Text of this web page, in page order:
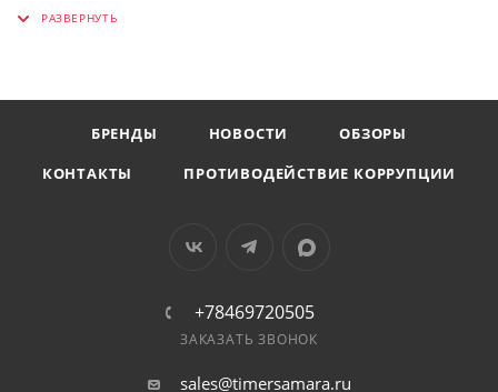
плотная, чтобы не просвечивать при двусторонней
перегрева листа и обеспечить идеальную
БРЕНДЫ НОВОСТИ
ОБЗОРЫ
КОНТАКТЫ
ПРОТИВОДЕЙСТВИЕ КОРРУПЦИИ
+78469720505
ЗАКАЗАТЬ ЗВОНОК
sales@timersamara.ru